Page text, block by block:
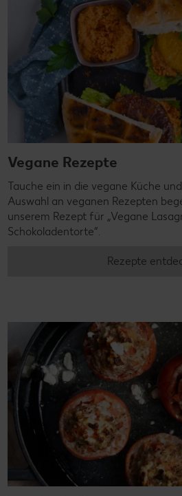
Vegane Rezepte
Tauche ein in die vegane Küche
Auswahl an veganen Rezepten
unserem Rezept für „Vegane
Schokoladentorte“.
Rezepte